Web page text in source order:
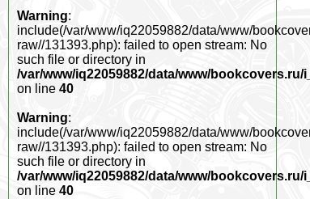
Warning:
include(/var/www/iq22059882/data/www/
raw//131393.php): failed to open stream: No
such file or directory in
/var/www/iq22059882/data/www/bookcovers.ru/
on line 40
Warning:
include(/var/www/iq22059882/data/www/
raw//131393.php): failed to open stream: No
such file or directory in
/var/www/iq22059882/data/www/bookcovers.ru/
on line 40